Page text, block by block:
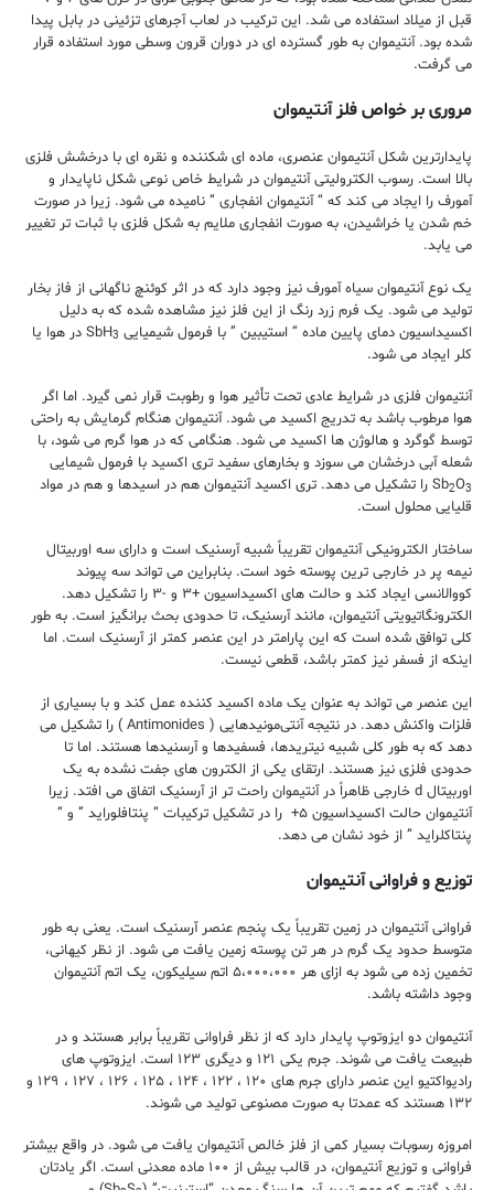
قبل از میلاد استفاده می شد. این ترکیب در لعاب آجرهای تزئینی در بابل پیدا
شده بود. آنتیموان به طور گسترده ای در دوران قرون وسطی مورد استفاده قرار
می گرفت.
مروری بر خواص فلز آنتیموان
پایدارترین شکل آنتیموان عنصری، ماده ای شکننده و نقره ای با درخشش فلزی
بالا است. رسوب الکترولیتی آنتیموان در شرایط خاص نوعی شکل ناپایدار و
آمورف را ایجاد می کند که “ آنتیموان انفجاری ” نامیده می شود. زیرا در صورت
خم شدن یا خراشیدن، به صورت انفجاری ملایم به شکل فلزی با ثبات تر تغییر
می یابد.
یک نوع آنتیموان سیاه آمورف نیز وجود دارد که در اثر کوئنچ ناگهانی از فاز بخار
تولید می شود. یک فرم زرد رنگ از این فلز نیز مشاهده شده که به دلیل
اکسیداسیون دمای پایین ماده “ استیبین ” با فرمول شیمیایی SbH 3
در هوا یا
کلر ایجاد می شود.
آنتیموان فلزی در شرایط عادی تحت تأثیر هوا و رطوبت قرار نمی گیرد. اما اگر
هوا مرطوب باشد به تدریج اکسید می شود. آنتیموان هنگام گرمایش به راحتی
توسط گوگرد و هالوژن ها اکسید می شود. هنگامی که در هوا گرم می شود، با
شعله آبی درخشان می سوزد و بخارهای سفید تری اکسید با فرمول شیمایی
Sb2O3
را تشکیل می دهد. تری اکسید آنتیموان هم در اسیدها و هم در مواد
قلیایی محلول است.
ساختار الکترونیکی آنتیموان تقریباً شبیه آرسنیک است و دارای سه اوربیتال
نیمه پر در خارجی ترین پوسته خود است. بنابراین می تواند سه پیوند
کووالانسی ایجاد کند و حالت های اکسیداسیون +۳ و -۳ را تشکیل دهد.
الکترونگاتیویتی آنتیموان، مانند آرسنیک، تا حدودی بحث برانگیز است. به طور
کلی توافق شده است که این پارامتر در این عنصر کمتر از آرسنیک است. اما
اینکه از فسفر نیز کمتر باشد، قطعی نیست.
این عنصر می تواند به عنوان یک ماده اکسید کننده عمل کند و با بسیاری از
فلزات واکنش دهد. در نتیجه آنتی‌مونیدهایی ( Antimonides ) را تشکیل می
دهد که به طور کلی شبیه نیتریدها، فسفیدها و آرسنیدها هستند. اما تا
حدودی فلزی نیز هستند. ارتقای یکی از الکترون های جفت نشده به یک
اوربیتال d خارجی ظاهراً در آنتیموان راحت تر از آرسنیک اتفاق می افتد. زیرا
آنتیموان حالت اکسیداسیون ۵+ را در تشکیل ترکیبات “ پنتافلوراید ” و “
پنتاکلراید ” از خود نشان می دهد.
توزیع و فراوانی آنتیموان
فراوانی آنتیموان در زمین تقریباً یک پنجم عنصر آرسنیک است. یعنی به طور
متوسط حدود یک گرم در هر تن پوسته زمین یافت می شود. از نظر کیهانی،
تخمین زده می شود به ازای هر ۵،۰۰۰،۰۰۰ اتم سیلیکون، یک اتم آنتیموان
وجود داشته باشد.
آنتیموان دو ایزوتوپ پایدار دارد که از نظر فراوانی تقریباً برابر هستند و در
طبیعت یافت می شوند. جرم یکی ۱۲۱ و دیگری ۱۲۳ است. ایزوتوپ های
رادیواکتیو این عنصر دارای جرم های ۱۲۰ ، ۱۲۲ ، ۱۲۴ ، ۱۲۵ ، ۱۲۶ ، ۱۲۷ ، ۱۲۹ و
۱۳۲ هستند که عمدتا به صورت مصنوعی تولید می شوند.
امروزه رسوبات بسیار کمی از فلز خالص آنتیموان یافت می شود. در واقع بیشتر
فراوانی و توزیع آنتیموان، در قالب بیش از ۱۰۰ ماده معدنی است. اگر یادتان